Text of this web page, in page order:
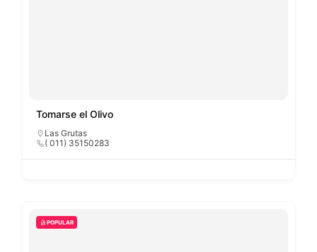
Tomarse el Olivo
Las Grutas
( 011) 35150283
POPULAR